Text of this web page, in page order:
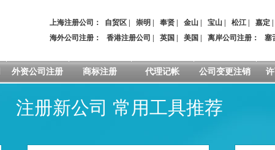
上海注册公司： 自贸区 崇明 奉贤 金山 宝山 松江 嘉定
海外公司注册：
香港注册公司 英国 美国 离岸公司注册 ： 塞
外资公司注册 商标注册 代理记帐 公司变更注销
注册新公司 常用工具推荐